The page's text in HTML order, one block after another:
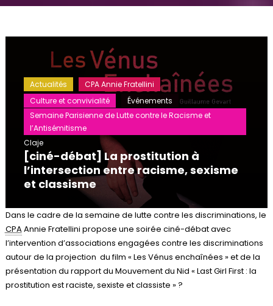
Actualités
CPA Annie Fratellini
Culture et convivialité
Événements
Semaine Parisienne de Lutte contre le Racisme et
l’Antisémitisme
Claje
[ciné-débat] La prostitution à
l’intersection entre racisme, sexisme
et classisme
Dans le cadre de la semaine de lutte contre les discriminations, le
CPAAnnie Fratellini propose une soirée ciné-débat avec
l’intervention d’associations engagées contre les discriminations
autour de la projection du film « Les Vénus enchaînées » et de la
présentation du rapport du Mouvement du Nid « Last Girl First : la
prostitution est raciste, sexiste et classiste » ?